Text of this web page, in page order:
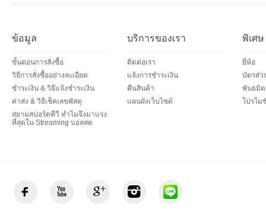
ข้อมูล
ขั้นตอนการสั่งซื้อ
วิธีการสั่งซื้ออย่างละเอียด
ชำระเงิน & วิธีแจ้งชำระเงิน
ค่าส่ง & วิธีเช็คเลขพัสดุ
สยามสปอร์ตทีวี ทำไมจึงมาแรง
ที่สุดใน Streaming บอลสด
บริการของเรา
ติดต่อเรา
แจ้งการชำระเงิน
คืนสินค้า
แผนผังเว็บไซต์
พิเศษ
ยี่ห้อ
บัตรส่ว
พันธมิต
โปรโม